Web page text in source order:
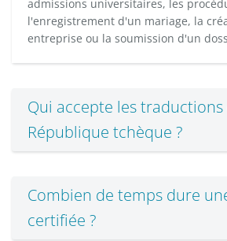
admissions universitaires, les
l'enregistrement d'un mariage, la
entreprise ou la soumission d'un
Qui accepte les
République tchèque ?
Combien de temps dure
certifiée ?